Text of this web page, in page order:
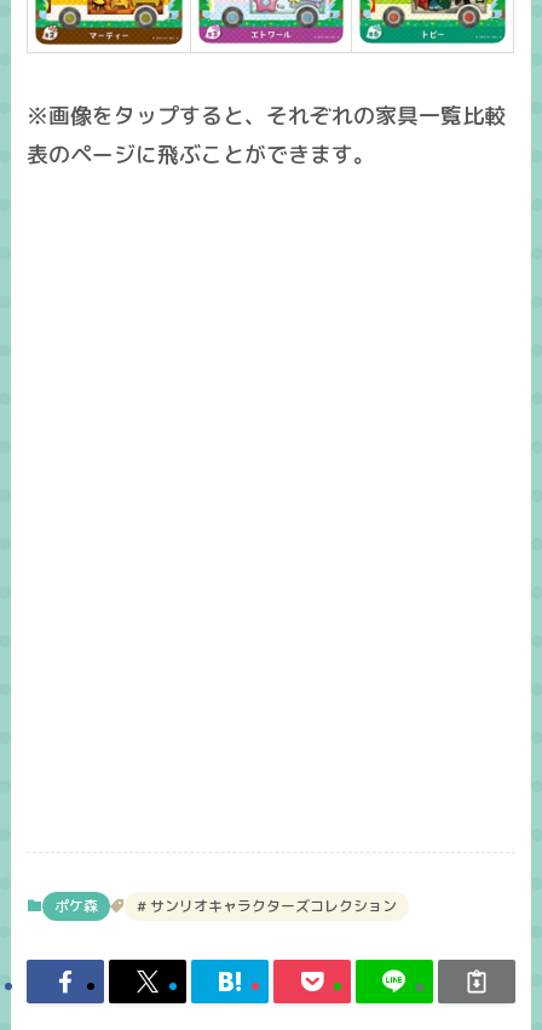
※画像をタップすると、それぞれの家具一覧比較
表のページに飛ぶことができます。
ポケ森 サンリオキャラクターズコレクション